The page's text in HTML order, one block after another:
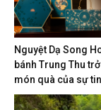
Nguyệt Dạ Song
bánh Trung Thu
món quà của sự